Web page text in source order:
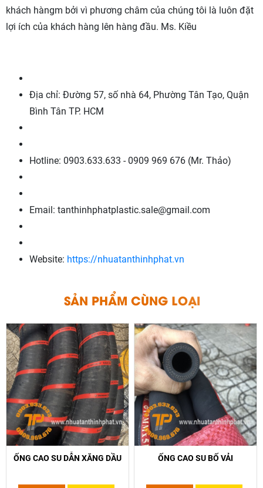
khách hàngm bởi vì phương châm của chúng tôi là luôn đặt
lợi ích của khách hàng lên hàng đầu. Ms. Kiều
Địa chỉ: Đường 57, số nhà 64, Phường Tân Tạo, Quận
Bình Tân TP. HCM
Hotline: 0903.633.633 - 0909 969 676 (Mr. Thảo)
Email: tanthinhphatplastic.sale@gmail.com
Website: https://nhuatanthinhphat.vn
SẢ HẨM CÙNG LOẠI
ỐNG CAO SU DẪN XĂNG DẦU ỐNG CAO SU BỐ VẢI